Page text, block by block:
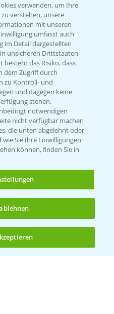
(noch 4)
entsorgen
1
verwenden, um Ihre
verstehen, unsere
mit unseren
umfasst auch
im Detail dargestellten
unsicheren Drittstaaten,
besteht das Risiko, dass
dem Zugriff durch
zu Kontroll- und
und dagegen keine
stehen.
notwendigen
nicht verfügbar machen
die unten abgelehnt oder
Sie Ihre Einwilligungen
können, finden Sie in